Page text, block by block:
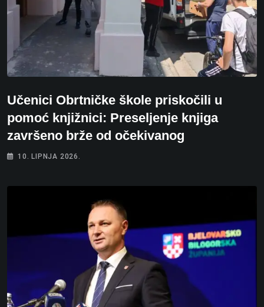
Učenici Obrtničke škole priskočili u
pomoć knjižnici: Preseljenje knjiga
završeno brže od očekivanog
10. LIPNJA 2026.